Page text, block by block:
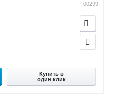
00299
Купить в
один клик